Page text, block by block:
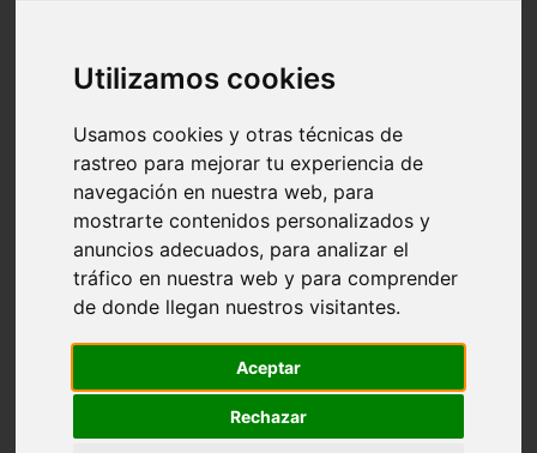
Utilizamos cookies
Usamos cookies y otras técnicas de
rastreo para mejorar tu experiencia de
navegación en nuestra web, para
mostrarte contenidos personalizados y
anuncios adecuados, para analizar el
tráfico en nuestra web y para comprender
de donde llegan nuestros visitantes.
Aceptar
Rechazar
comportamiento
protagonistas
abandono
adopci n
higiene
snacks
acuario
iberzoo propet
comercios
estanques
navidad
terapia asistida